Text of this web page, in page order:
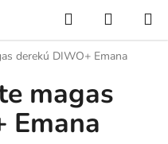
KeresésKOSÁR
derekú DIWO+ Emana
magas
Emana